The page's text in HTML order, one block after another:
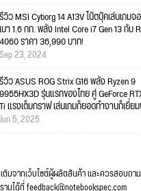
รีวิว MSI Cyborg 14 A13V โน๊ตบุ๊คเล่นเกมจ
เบา 1.6 กก. พลัง Intel Core i7 Gen 13 กับ
4060 ราคา 36,990 บาท!
Sep 23, 2024
รีวิว ASUS ROG Strix G16 พลัง Ryzen 9
9955HX3D รุ่นแรกของไทย คู่ GeForce
Ti แรงเต็มกราฟ เล่นเกมก็ยอดทำงานก็เยี่ย
89,990 บาท
Jun 5, 2025
มจากเว็บไซต์ผู้ผลิตสินค้า และควรสอบถา